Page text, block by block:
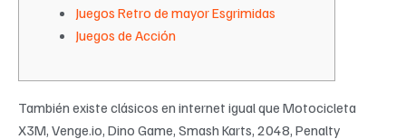
Juegos Retro de mayor Esgrimidas
Juegos de Acción
También existe clásicos en internet igual que Motocicleta
X3M, Venge.io, Dino Game, Smash Karts, 2048, Penalty